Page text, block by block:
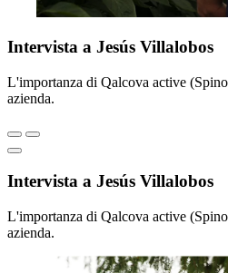
Intervista a Jesús Villalobos
L'importanza di Qalcova active
azienda.
Intervista a Jesús Villalobos
L'importanza di Qalcova active
azienda.